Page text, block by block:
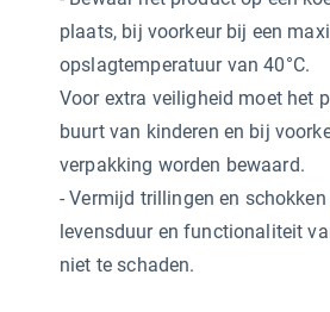
plaats, bij voorkeur bij een
opslagtemperatuur van 40°C.
Voor extra veiligheid moet het
buurt van kinderen en bij
verpakking worden bewaard.
- Vermijd trillingen en
levensduur en functionaliteit
niet te schaden.